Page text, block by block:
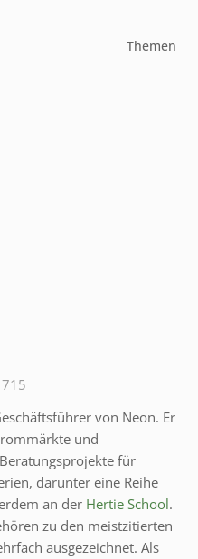
Themen
von Neon. Er
und
für
darunter eine Reihe
an der Hertie School.
zu den meistzitierten
ausgezeichnet. Als